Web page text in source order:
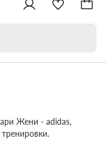
Жени - adidas,